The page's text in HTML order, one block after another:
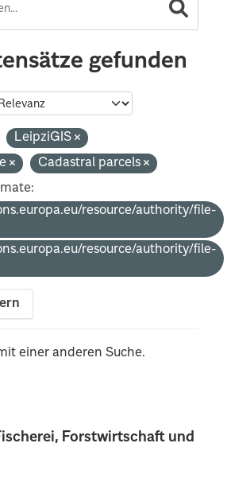
Forstwirtschaft und
gefunden
LeipziGIS
Cadastral parcels
resource/authority/file-
resource/authority/file-
einer anderen Suche.